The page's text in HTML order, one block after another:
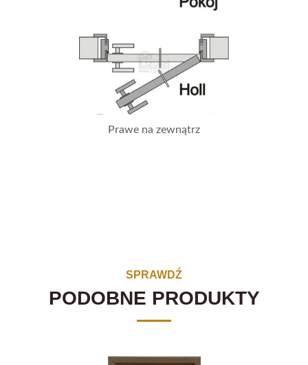
Prawe na zewnątrz
SPRAWDŹ
PODOBNE PRODUKTY